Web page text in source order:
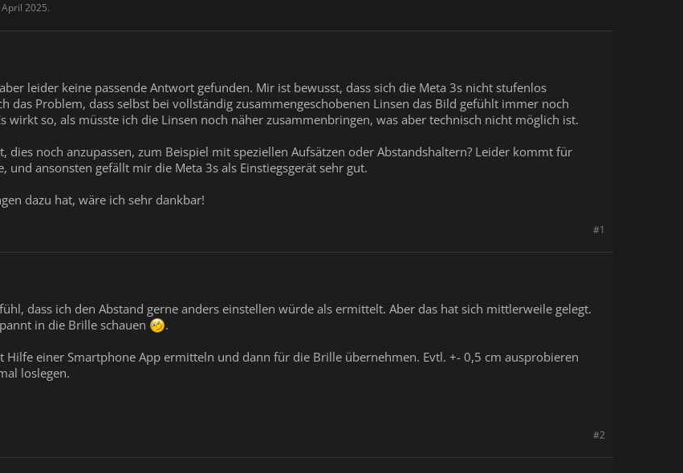
2025.
leider keine passende Antwort gefunden. Mir ist bewusst, dass sich die Meta 3s nicht stufenlos
das Problem, dass selbst bei vollständig zusammengeschobenen Linsen das Bild gefühlt immer noch
wirkt so, als müsste ich die Linsen noch näher zusammenbringen, was aber technisch nicht möglich ist.
dies noch anzupassen, zum Beispiel mit speziellen Aufsätzen oder Abstandshaltern? Leider kommt für
und ansonsten gefällt mir die Meta 3s als Einstiegsgerät sehr gut.
dazu hat, wäre ich sehr dankbar!
#1
dass ich den Abstand gerne anders einstellen würde als ermittelt. Aber das hat sich mittlerweile gelegt.
in die Brille schauen
.
Hilfe einer Smartphone App ermitteln und dann für die Brille übernehmen. Evtl. +- 0,5 cm ausprobieren
loslegen.
#2